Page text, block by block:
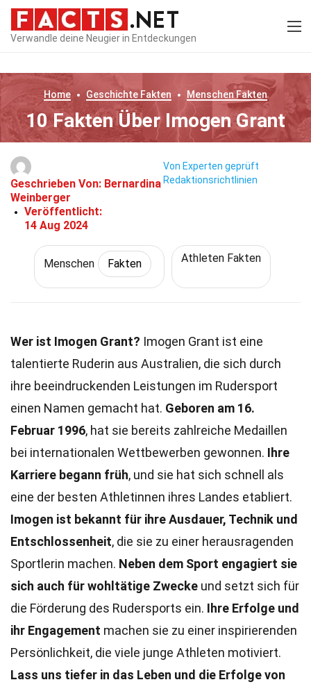
Verwandle deine Neugier in Entdeckungen
Home Geschichte Fakten MenschenFakten
10 Fakten Über Imogen Grant
Geschrieben Von: Bernardina
Weinberger
Veröffentlicht:
14 Aug 2024
Von Experten geprüft
Redaktionsrichtlinien
Menschen Fakten Athleten Fakten
Wer ist Imogen Grant? Imogen Grant ist eine
talentierte Ruderin aus Australien, die sich durch
ihre beeindruckenden Leistungen im Rudersport
einen Namen gemacht hat. Geboren am 16.
Februar 1996, hat sie bereits zahlreiche Medaillen
bei internationalen Wettbewerben gewonnen. Ihre
Karriere begann früh, und sie hat sich schnell als
eine der besten Athletinnen ihres Landes etabliert.
Imogen ist bekannt für ihre Ausdauer, Technik und
Entschlossenheit, die sie zu einer herausragenden
Sportlerin machen. Neben dem Sport engagiert sie
sich auch für wohltätige Zwecke und setzt sich für
die Förderung des Rudersports ein. Ihre Erfolge und
ihr Engagement machen sie zu einer inspirierenden
Persönlichkeit, die viele junge Athleten motiviert.
Lass uns tiefer in das Leben und die Erfolge von